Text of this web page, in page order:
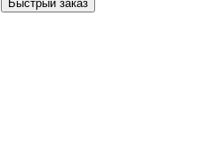
Быстрый заказ